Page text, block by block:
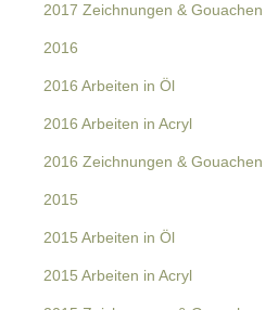
2017 Zeichnungen & Gouachen
2016
2016 Arbeiten in Öl
2016 Arbeiten in Acryl
2016 Zeichnungen & Gouachen
2015
2015 Arbeiten in Öl
2015 Arbeiten in Acryl